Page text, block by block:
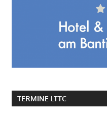
TERMINE LTTC